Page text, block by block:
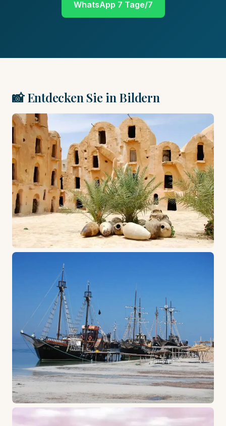
WhatsApp 7 Tage/7
📸 Entdecken Sie in Bildern